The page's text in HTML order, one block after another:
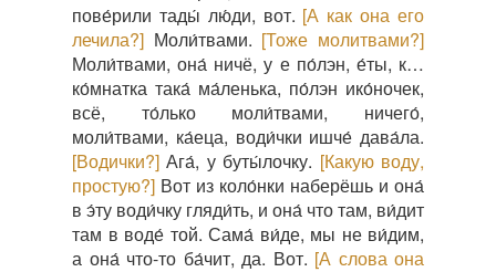
пове́рили тады́ лю́ди, вот. [А как она его
лечила?] Моли́твами. [Тоже молитвами?]
Моли́твами, она́ ничё, у е по́лэн, е́ты, к…
ко́мнатка така́ ма́ленька, по́лэн ико́ночек,
всё, то́лько моли́твами, ничего́,
моли́твами, ка́еца, води́чки ишче́ дава́ла.
[Водички?] Ага́, у буты́лочку. [Какую воду,
простую?] Вот из коло́нки наберёшь и она́
в э́ту води́чку гляди́ть, и она́ что там, ви́дит
там в воде́ той. Сама́ ви́де, мы не ви́дим,
а она́ что-то ба́чит, да. Вот. [А слова она